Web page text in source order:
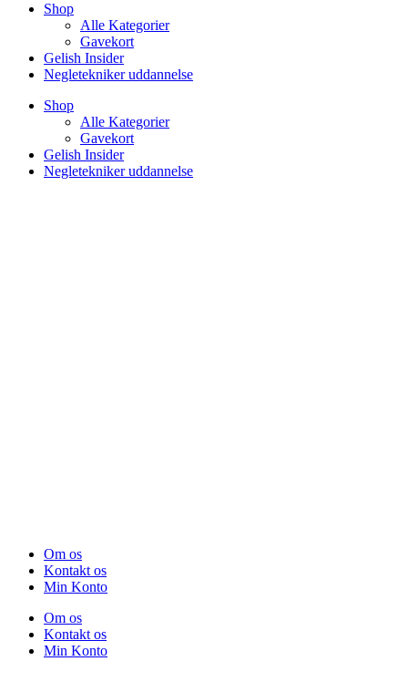
Shop
Alle Kategorier
Gavekort
Gelish Insider
Negletekniker uddannelse
Shop
Alle Kategorier
Gavekort
Gelish Insider
Negletekniker uddannelse
Om os
Kontakt os
Min Konto
Om os
Kontakt os
Min Konto